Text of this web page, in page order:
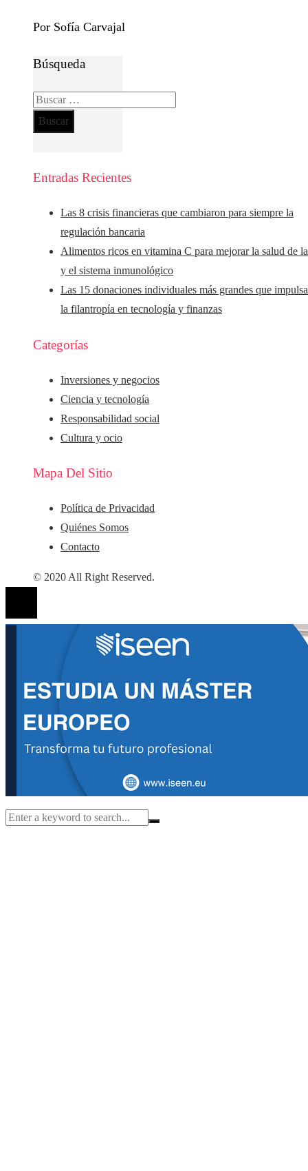
Por Sofía Carvajal
Búsqueda
Buscar:
Entradas Recientes
Las 8 crisis financieras que cambiaron para siempre la
regulación bancaria
Alimentos ricos en vitamina C para mejorar la salud de
y el sistema inmunológico
Las 15 donaciones individuales más grandes que
la filantropía en tecnología y finanzas
Categorías
Inversiones y negocios
Ciencia y tecnología
Responsabilidad social
Cultura y ocio
Mapa Del Sitio
Política de Privacidad
Quiénes Somos
Contacto
© 2020 All Right Reserved.